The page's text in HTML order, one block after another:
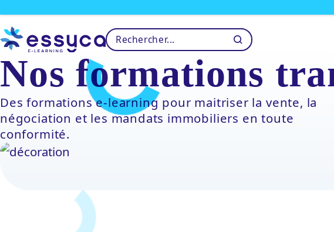
Nos formations
Des formations e-learning pour maitriser la vente, la
négociation et les mandats immobiliers en toute
conformité.